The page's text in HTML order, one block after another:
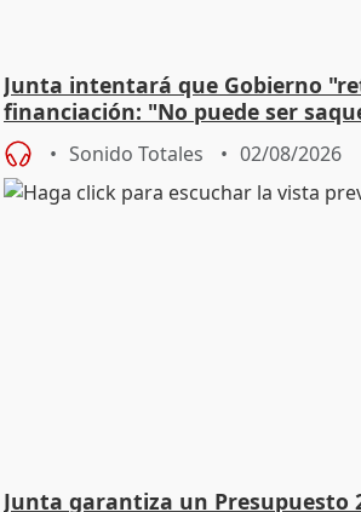
Junta intentará que Gobierno
financiación: "No puede ser
Sonido Totales 02/08/2026
Junta garantiza un Presupuesto